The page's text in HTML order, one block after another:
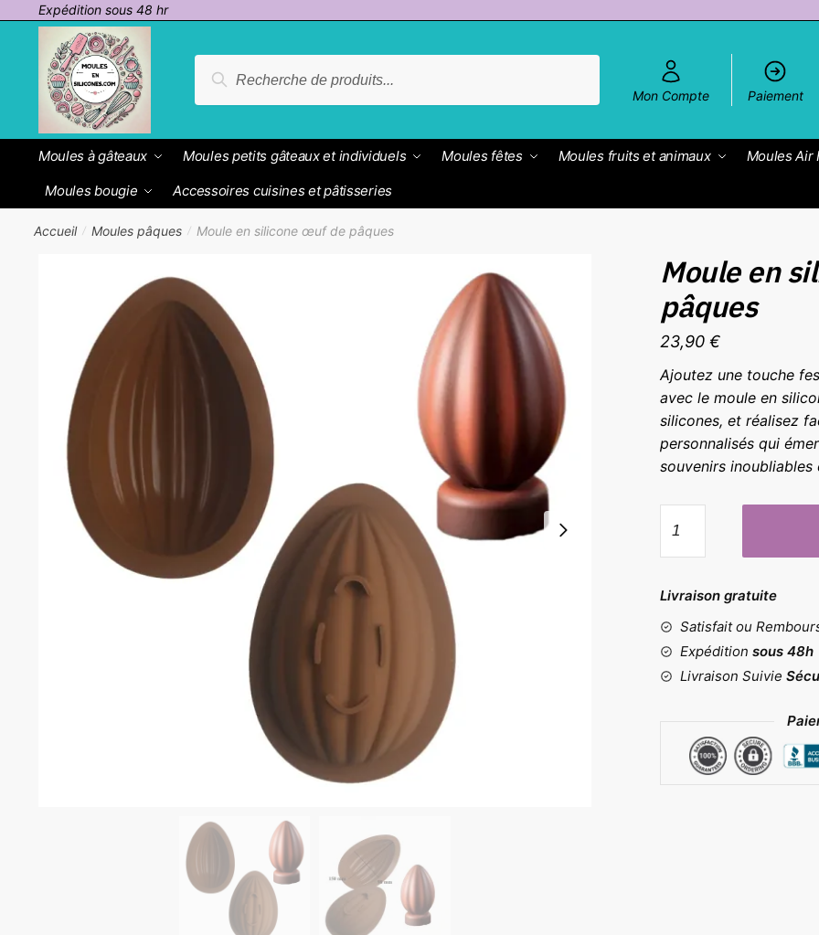
Passer
navigation
contenu
Expédition sous 48 hr
pour :
Recherche
Mon Compte
Paiement
Moules à gâteaux Moules petits gâteaux et individuels Moules fêtes Moules fruits et animaux Moules Air
Moules bougie
Accessoires cuisines et pâtisseries
Accueil / Moules pâques / Moule en silicone œuf de pâques
Moule en
pâques
23,90€
Ajoutez une touche
avec le moule en
silicones, et réalisez
personnalisés qui
souvenirs inoubliables
de
Moule
silicone
œuf
de
pâques
Livraison gratuite
Satisfait ou
Expédition sous 48h
Livraison Suivie